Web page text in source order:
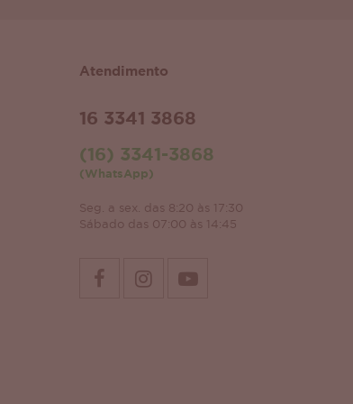
Atendimento
16 3341 3868
(16) 3341-3868
(WhatsApp)
Seg. a sex. das 8:20 às 17:30
Sábado das 07:00 às 14:45